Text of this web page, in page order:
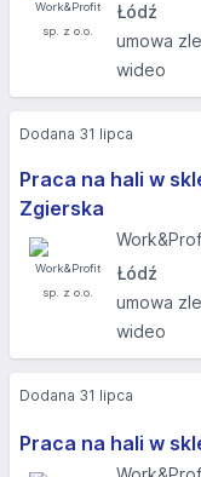
Łódź
umowa
wideo
Praca na hali w
Zgierska
Łódź
umowa
wideo
Dodana 31 lipca
Praca na hali w
Dodana 31 lipca